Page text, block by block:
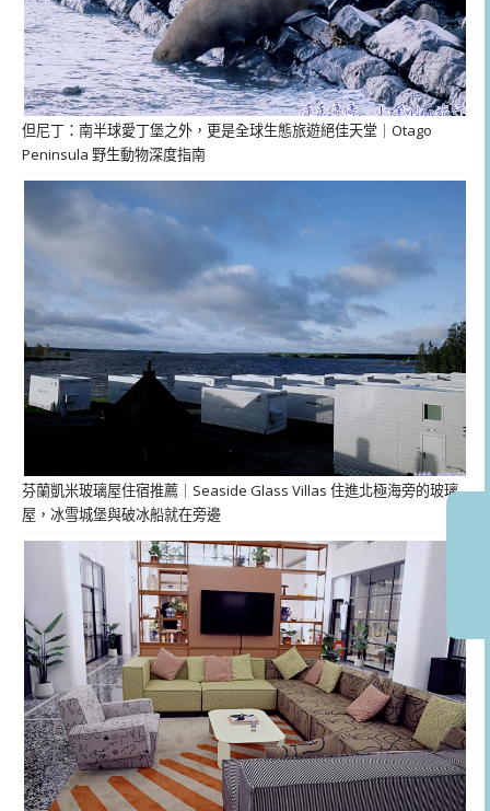
但尼丁：南半球愛丁堡之外，更是全球生態旅遊絕佳天堂｜Otago
Peninsula 野生動物深度指南
芬蘭凱米玻璃屋住宿推薦｜Seaside Glass Villas 住進北極海旁的玻璃
屋，冰雪城堡與破冰船就在旁邊